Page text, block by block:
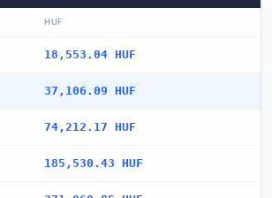
HUF
18,553.04 HUF
37,106.09 HUF
74,212.17 HUF
185,530.43 HUF